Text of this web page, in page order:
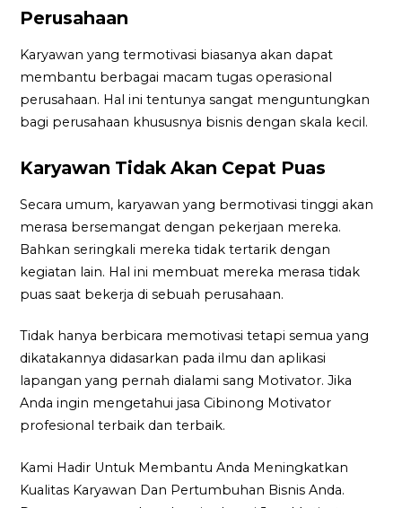
Perusahaan
Karyawan yang termotivasi biasanya akan dapat
membantu berbagai macam tugas operasional
perusahaan. Hal ini tentunya sangat menguntungkan
bagi perusahaan khususnya bisnis dengan skala kecil.
Karyawan Tidak Akan Cepat Puas
Secara umum, karyawan yang bermotivasi tinggi akan
merasa bersemangat dengan pekerjaan mereka.
Bahkan seringkali mereka tidak tertarik dengan
kegiatan lain. Hal ini membuat mereka merasa tidak
puas saat bekerja di sebuah perusahaan.
Tidak hanya berbicara memotivasi tetapi semua yang
dikatakannya didasarkan pada ilmu dan aplikasi
lapangan yang pernah dialami sang Motivator. Jika
Anda ingin mengetahui jasa Cibinong Motivator
profesional terbaik dan terbaik.
Kami Hadir Untuk Membantu Anda Meningkatkan
Kualitas Karyawan Dan Pertumbuhan Bisnis Anda.